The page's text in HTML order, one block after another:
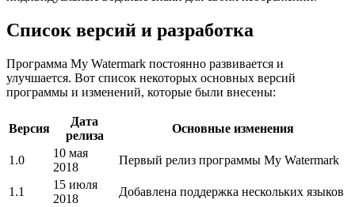
Список версий и разработка
Программа My Watermark постоянно развивается и
улучшается. Вот список некоторых основных версий
программы и изменений, которые были внесены:
Версия
Дата
релиза
Основные изменения
1.0
10 мая
2018
Первый релиз программы My Watermark
1.1
15 июля
2018
Добавлена поддержка нескольких языков